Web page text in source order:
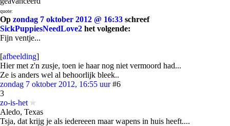
quote:
Op zondag 7 oktober 2012 @ 16:33 schreef
SickPuppiesNeedLove2 het volgende:
Fijn ventje...
[afbeelding]
Hier met z'n zusje, toen ie haar nog niet vermoord had...
Ze is anders wel al behoorlijk bleek..
zondag 7 oktober 2012, 16:55 uur #6
3
zo-is-het
Aledo, Texas
Tsja, dat krijg je als iedereeen maar wapens in huis heeft....